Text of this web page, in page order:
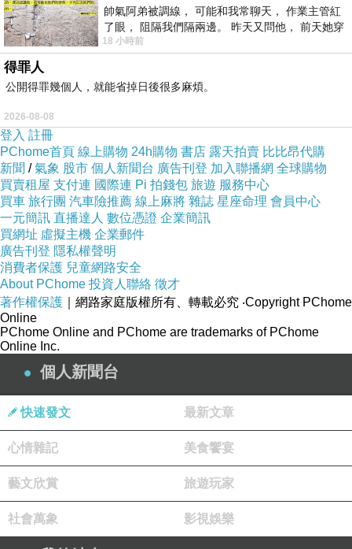
帥氣阿弟被調線， 可能和我常聊天， 作業主管紅
了眼， 阻隔我們隔兩邊。 昨天又問他， 前天她穿
什麼顏色衣服， 不經
18 小時前
得罪人
公開得罪幾個人，就能省掉日後很多麻煩。
2026-08-08
登入 註冊
PChome首頁 線上購物 24h購物 書店 露天拍賣 比比昂代購
新聞 /氣象 股市 個人新聞台 廣告刊登 加入聯播網 全球購物
買賣租屋 支付連 國際連 Pi 拍錢包 旅遊 服務中心
買車 旅行團 汽車險推薦 線上麻將 雜誌 星座命理 會員中心
一元簡訊 直播達人 數位憑證 企業簡訊
買網址 虛擬主機 企業郵件
廣告刊登 隱私權聲明
消費者保護 兒童網路安全
About PChome 投資人聯絡 徵才
著作權保護 ｜網路家庭版權所有、轉載必究 ‧Copyright PChome
Online
PChome Online and PChome are trademarks of PChome
Online Inc.
個人新聞台
快速發文 最新文章
心情雜記 美食饗宴
藝文欣賞 旅遊玩家
社會萬象 影視娛樂